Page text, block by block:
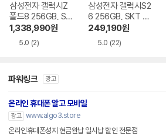
삼성전자 갤럭시Z
폴드8 256GB, SK
T 기기변경 완납
1,338,990원
5.0 (2)
삼성전자 갤럭시S2
6 256GB, SKT 기
기변경 완납
249,190원
5.0 (22)
파워링크 광고
온라인 휴대폰 알고 모바일
광고 www.algo3.store
온라인휴대폰성지 현금완납 일시납 할인 전문점